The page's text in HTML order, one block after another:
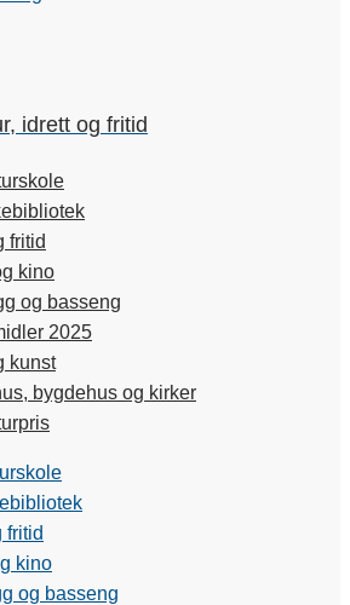
idrett og fritid
fritid
kino
og basseng
2025
kunst
bygdehus og kirker
fritid
kino
og basseng